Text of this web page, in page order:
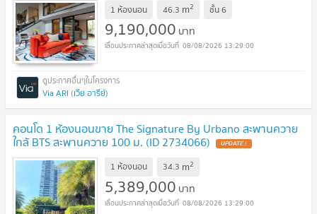
1 ห้องนอน 46.3 m2 ชั้น6
9,190,000 บาท
08/08/2026 13:29:00
Via ARI (เวีย อารีย์)
คอนโด 1 ห้องนอนขาย The Signature By Urbano สะพานควาย
ใกล้ BTS สะพานควาย 100 ม. (ID 2734066) UPDATE !
1 ห้องนอน 34.3 m2
5,389,000 บาท
08/08/2026 13:29:00